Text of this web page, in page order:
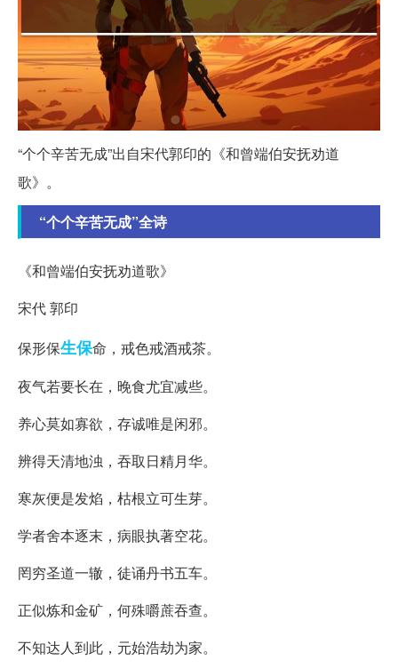
“个个辛苦无成”出自宋代郭印的《和曾端伯安抚劝道
歌》。
“个个辛苦无成”全诗
《和曾端伯安抚劝道歌》
宋代 郭印
保形保生保命，戒色戒酒戒茶。
夜气若要长在，晚食尤宜减些。
养心莫如寡欲，存诚唯是闲邪。
辨得天清地浊，吞取日精月华。
寒灰便是发焰，枯根立可生芽。
学者舍本逐末，病眼执著空花。
罔穷圣道一辙，徒诵丹书五车。
正似炼和金矿，何殊嚼蔗吞查。
不知达人到此，元始浩劫为家。